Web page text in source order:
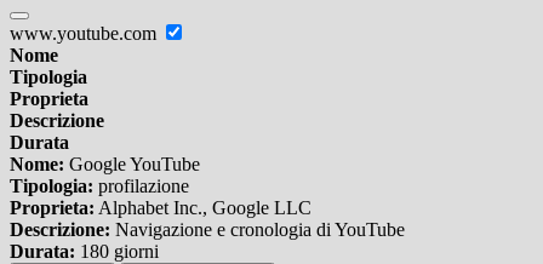
www.youtube.com
Nome
Tipologia
Proprieta
Descrizione
Durata
Nome: Google YouTube
Tipologia: profilazione
Proprieta: Alphabet Inc., Google LLC
Descrizione: Navigazione e cronologia di YouTube
Durata: 180 giorni